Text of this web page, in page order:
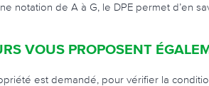
notation de A à G, le DPE permet d’en
VOUS PROPOSENT
est demandé, pour vérifier la